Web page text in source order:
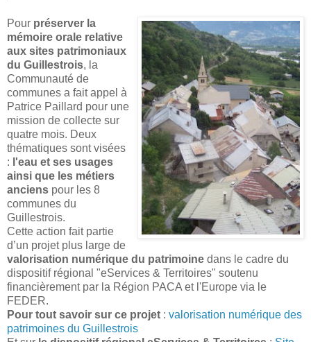
Pour préserver la
mémoire orale relative
aux sites patrimoniaux
du Guillestrois, la
Communauté de
communes a fait appel à
Patrice Paillard pour une
mission de collecte sur
quatre mois. Deux
thématiques sont visées
: l'eau et ses usages
ainsi que les métiers
anciens pour les 8
communes du
Guillestrois.
Cette action fait partie
d’un projet plus large de
valorisation numérique du patrimoine dans le cadre du
dispositif régional "eServices & Territoires" soutenu
financièrement par la Région PACA et l'Europe via le
FEDER.
Pour tout savoir sur ce projet : valorisation numérique des
patrimoines du Guillestrois